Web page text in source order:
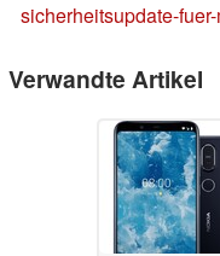
sicherheitsupdate-
Verwandte Artikel